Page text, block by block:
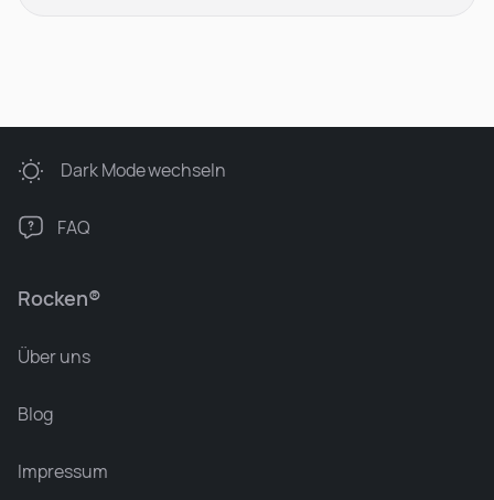
Rocken®
Über uns
Blog
Impressum
Dark Modewechseln
FAQ